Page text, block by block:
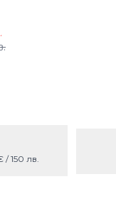
/ 150 лв.